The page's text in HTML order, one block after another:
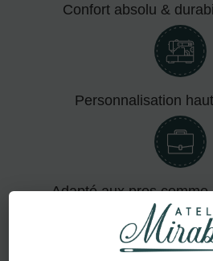
Confort absolu &
Personnalisation
Adapté aux pros comme